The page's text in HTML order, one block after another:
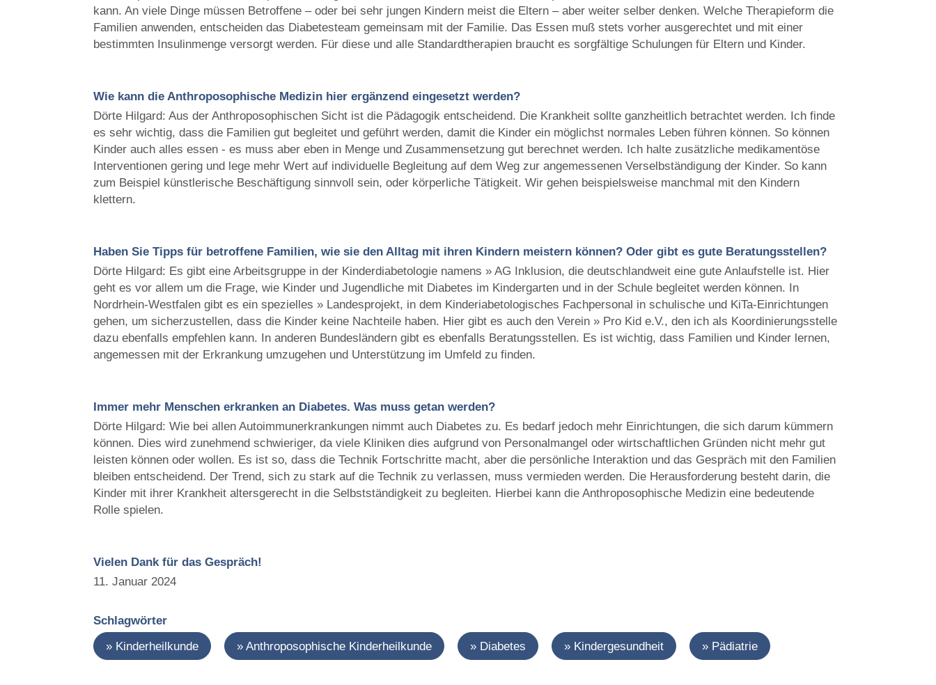
kann. An viele Dinge müssen Betroffene – oder bei sehr jungen Kindern meist die Eltern – aber weiter selber denken. Welche Therapieform die
Familien anwenden, entscheiden das Diabetesteam gemeinsam mit der Familie. Das Essen muß stets vorher ausgerechtet und mit einer
bestimmten Insulinmenge versorgt werden. Für diese und alle Standardtherapien braucht es sorgfältige Schulungen für Eltern und Kinder.
Wie kann die Anthroposophische Medizin hier ergänzend eingesetzt werden?
Dörte Hilgard: Aus der Anthroposophischen Sicht ist die Pädagogik entscheidend. Die Krankheit sollte ganzheitlich betrachtet werden. Ich finde
es sehr wichtig, dass die Familien gut begleitet und geführt werden, damit die Kinder ein möglichst normales Leben führen können. So können
Kinder auch alles essen - es muss aber eben in Menge und Zusammensetzung gut berechnet werden. Ich halte zusätzliche medikamentöse
Interventionen gering und lege mehr Wert auf individuelle Begleitung auf dem Weg zur angemessenen Verselbständigung der Kinder. So kann
zum Beispiel künstlerische Beschäftigung sinnvoll sein, oder körperliche Tätigkeit. Wir gehen beispielsweise manchmal mit den Kindern
klettern.
Haben Sie Tipps für betroffene Familien, wie sie den Alltag mit ihren Kindern meistern können? Oder gibt es gute Beratungsstellen?
Dörte Hilgard: Es gibt eine Arbeitsgruppe in der Kinderdiabetologie namens » AG Inklusion, die deutschlandweit eine gute Anlaufstelle ist. Hier
geht es vor allem um die Frage, wie Kinder und Jugendliche mit Diabetes im Kindergarten und in der Schule begleitet werden können. In
Nordrhein-Westfalen gibt es ein spezielles » Landesprojekt, in dem Kinderiabetologisches Fachpersonal in schulische und KiTa-Einrichtungen
gehen, um sicherzustellen, dass die Kinder keine Nachteile haben. Hier gibt es auch den Verein » Pro Kid e.V., den ich als Koordinierungsstelle
dazu ebenfalls empfehlen kann. In anderen Bundesländern gibt es ebenfalls Beratungsstellen. Es ist wichtig, dass Familien und Kinder lernen,
angemessen mit der Erkrankung umzugehen und Unterstützung im Umfeld zu finden.
Immer mehr Menschen erkranken an Diabetes. Was muss getan werden?
Dörte Hilgard: Wie bei allen Autoimmunerkrankungen nimmt auch Diabetes zu. Es bedarf jedoch mehr Einrichtungen, die sich darum kümmern
können. Dies wird zunehmend schwieriger, da viele Kliniken dies aufgrund von Personalmangel oder wirtschaftlichen Gründen nicht mehr gut
leisten können oder wollen. Es ist so, dass die Technik Fortschritte macht, aber die persönliche Interaktion und das Gespräch mit den Familien
bleiben entscheidend. Der Trend, sich zu stark auf die Technik zu verlassen, muss vermieden werden. Die Herausforderung besteht darin, die
Kinder mit ihrer Krankheit altersgerecht in die Selbstständigkeit zu begleiten. Hierbei kann die Anthroposophische Medizin eine bedeutende
Rolle spielen.
Vielen Dank für das Gespräch!
11. Januar 2024
Schlagwörter
Kinderheilkunde
Anthroposophische Kinderheilkunde Diabetes Kindergesundheit Pädiatrie